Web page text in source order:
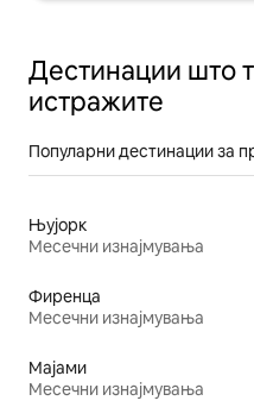
Дестинации што
истражите
Популарни дестинации за
Њујорк
Месечни изнајмувања
Фиренца
Месечни изнајмувања
Мајами
Месечни изнајмувања